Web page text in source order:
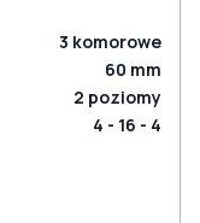
3 komorowe
60 mm
2 poziomy
4 - 16 - 4